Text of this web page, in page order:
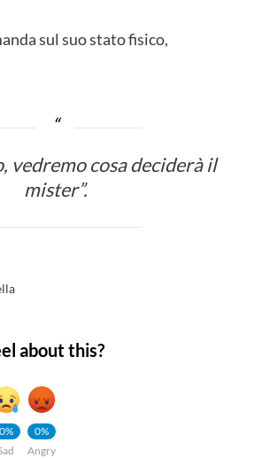
sul suo stato fisico,
vedremo cosa deciderà il
mister”.
about this?
0%
0%
Angry